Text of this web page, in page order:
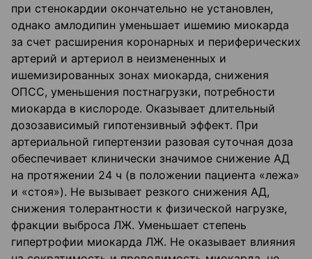
при стенокардии окончательно не установлен,
однако амлодипин уменьшает ишемию миокарда
за счет расширения коронарных и периферических
артерий и артериол в неизмененных и
ишемизированных зонах миокарда, снижения
ОПСС, уменьшения постнагрузки, потребности
миокарда в кислороде. Оказывает длительный
дозозависимый гипотензивный эффект. При
артериальной гипертензии разовая суточная доза
обеспечивает клинически значимое снижение АД
на протяжении 24 ч (в положении пациента «лежа»
и «стоя»). Не вызывает резкого снижения АД,
снижения толерантности к физической нагрузке,
фракции выброса ЛЖ. Уменьшает степень
гипертрофии миокарда ЛЖ. Не оказывает влияния